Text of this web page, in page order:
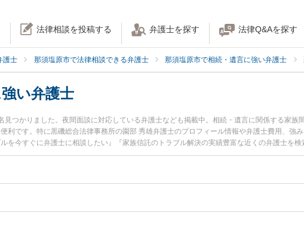
法律相談を投稿する 弁護士を探す 法律Q&Aを探す
護士 那須塩原市で法律相談できる弁護士 那須塩原市で相続・遺言に強い弁護士
い弁護士
つかりました。夜間面談に対応している弁護士なども掲載中。相続・遺言に関係する家族
利です。特に黒磯総合法律事務所の園部 秀雄弁護士のプロフィール情報や弁護士費用、強
を今すぐに弁護士に相談したい』『家族信託のトラブル解決の実績豊富な近くの弁護士を
約したい』などでお困りの相談者さんにおすすめです。